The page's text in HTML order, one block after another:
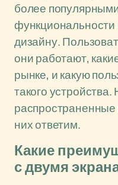
более
дизайну.
они работают,
рынке, и какую
такого
них ответим.
Какие
с двумя